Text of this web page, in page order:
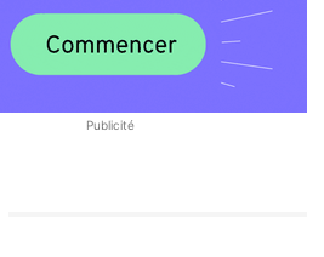
Publicité